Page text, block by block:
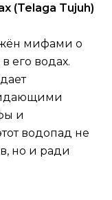
(Telaga Tujuh)
мифами о
его водах.
и
водопад не
но и ради